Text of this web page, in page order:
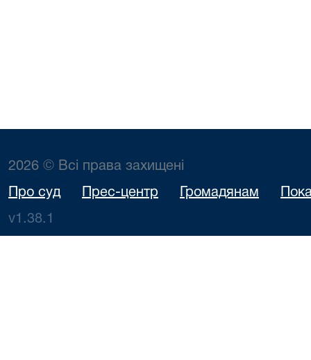
2026 © Всі права захищені
Про суд Прес-центр Громадянам
v1.38.1